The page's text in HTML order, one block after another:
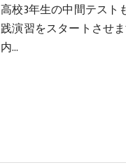
高校3年生の中間テスト
践演習をスタートさせ
内…